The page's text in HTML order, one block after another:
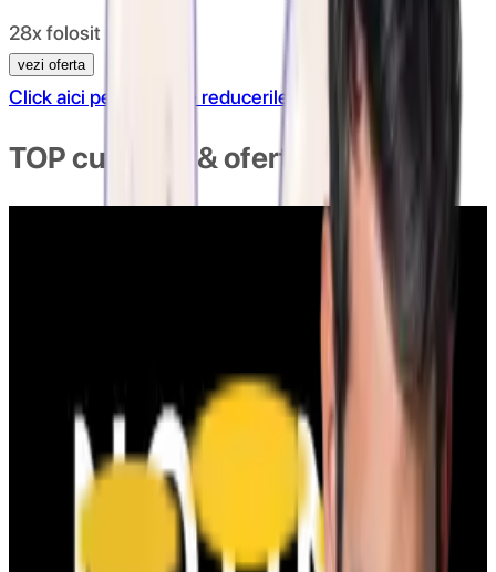
28x folosit
vezi oferta
Click aici pentru toate reducerile babyneeds
TOP cupoane & oferte
COD REDUCERE 3% AUTOMOBILUS.RO
COD REDUCERE 5% AUTOMOBILUS.RO
97x folosit
afiseaza codul
BAUTO5
Cod reducere 10% Carturesti - CARTE ROMANEASCA
afiseaza codul
CLUB10